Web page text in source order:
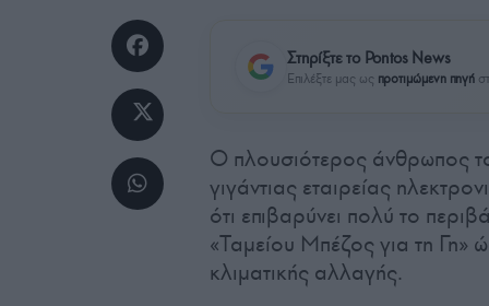
Στηρίξτε το Pontos News
Επιλέξτε μας ως προτιμώμενη πηγή
Ο πλουσιότερος άνθρωπος
γιγάντιας εταιρείας
ότι επιβαρύνει πολύ το
«Ταμείου Μπέζος για τη Γη»
κλιματικής αλλαγής.